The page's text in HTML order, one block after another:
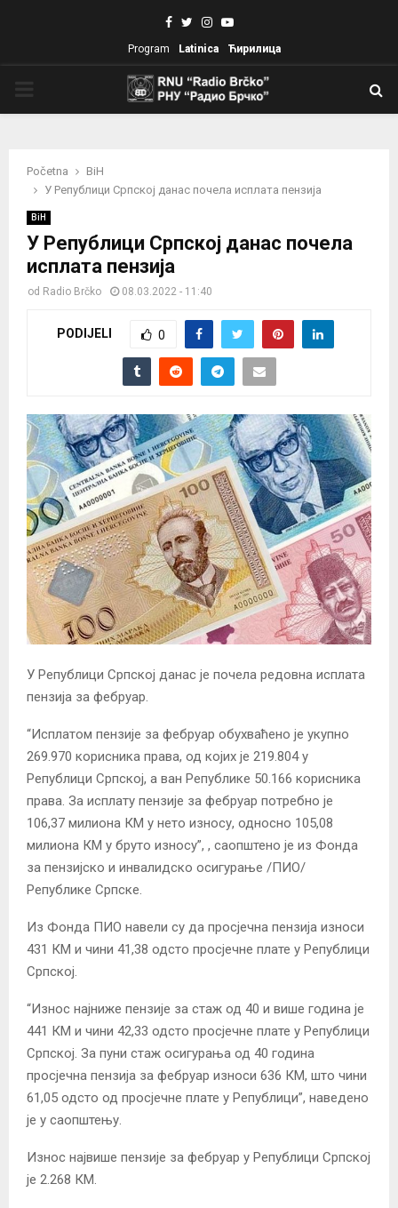
Facebook
TwitterInstagram
Youtube
Program Latinica Ћирилица
Početna
BiH
У Републици Српској данас почела исплата пензија
BiH
У Републици Српској данас почела
исплата пензија
od Radio Brčko 08.03.2022 - 11:40
PODIJELI 0
У Републици Српској данас је почела редовна исплата
пензија за фебруар.
“Исплатом пензије за фебруар обухваћено је укупно
269.970 корисника права, од којих је 219.804 у
Републици Српској, а ван Републике 50.166 корисника
права. За исплату пензије за фебруар потребно је
106,37 милиона КМ у нето износу, односно 105,08
милиона КМ у бруто износу”, , саопштено је из Фонда
за пензијско и инвалидско осигурање /ПИО/
Републике Српске.
Из Фонда ПИО навели су да просјечна пензија износи
431 КМ и чини 41,38 одсто просјечне плате у Републици
Српској.
“Износ најниже пензије за стаж од 40 и више година је
441 КМ и чини 42,33 одсто просјечне плате у Републици
Српској. За пуни стаж осигурања од 40 година
просјечна пензија за фебруар износи 636 КМ, што чини
61,05 одсто од просјечне плате у Републици”, наведено
је у саопштењу.
Износ највише пензије за фебруар у Републици Српској
је 2.268 КМ.